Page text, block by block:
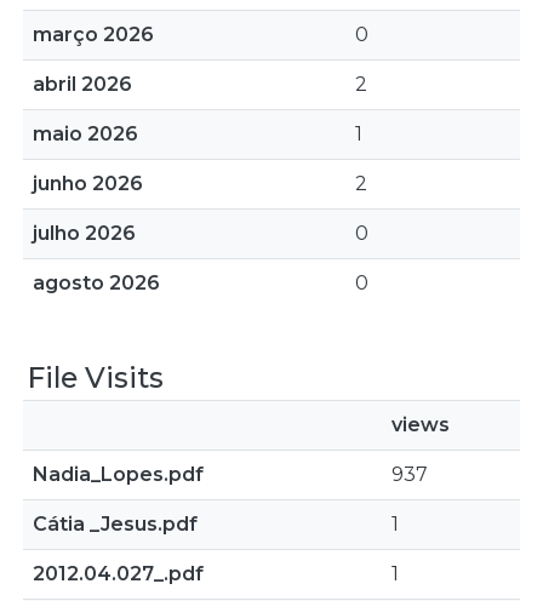
março 2026 0
abril 2026 2
maio 2026 1
junho 2026 2
julho 2026 0
agosto 2026 0
File Visits
views
Nadia_Lopes.pdf 937
Cátia _Jesus.pdf 1
2012.04.027_.pdf 1